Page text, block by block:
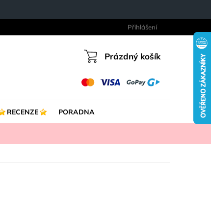
Přihlášení
Nákupní
Prázdný košík
RECENZE PORADNA